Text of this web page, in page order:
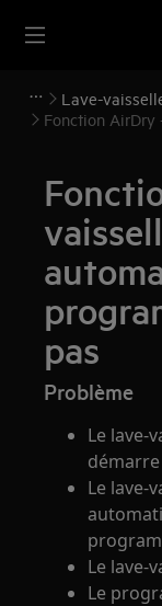
Lave-
Fonction
pas
Problème
Le lave-
Le lave-
Le lave-
Le